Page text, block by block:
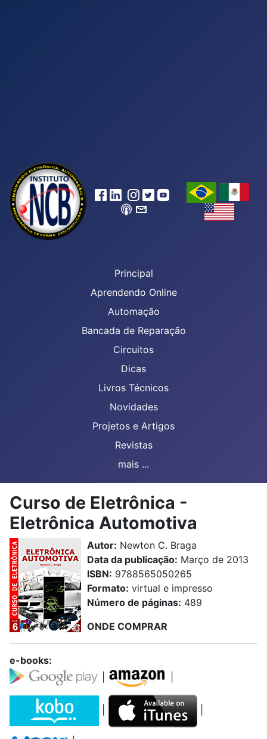
Principal
Aprendendo Online
Automação
Bancada de Reparação
Circuitos
Dicas
Livros Técnicos
Novidades
Projetos e Artigos
Revistas
mais ...
Curso de Eletrônica -
Eletrônica Automotiva
Autor: Newton C. Braga
Data da publicação: Março de 2013
ISBN: 9788565050265
Formato: virtual e impresso
Número de páginas: 489
ONDE COMPRAR
e-books: